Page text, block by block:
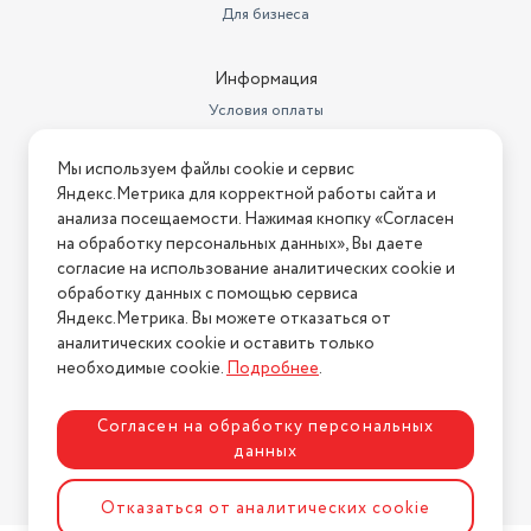
перегреве
5.5 кг
метрах
0.655
Ширина товара в упаковке, в
метрах
0.12
Высота товара в упаковке, в
метрах
0.505
Объем товара в упаковке, в
литрах
39.693
Комплект напольной
установки
колеса
Управление
механическое
Для бизнеса
Информация
Условия оплаты
Условия возврата
Нашли ошибку на сайте? Напишите нам
2026 © Интернет-магазин "АстМаркет". У нас есть всё!
Политика конфиденциальности
Разработка сайтаASTDESIGN
Мы используем файлы cookie и сервис
Яндекс.Метрика для корректной работы сайта и
анализа посещаемости. Нажимая кнопку «Согласен
на обработку персональных данных», Вы даете
согласие на использование аналитических cookie и
обработку данных с помощью сервиса
Яндекс.Метрика. Вы можете отказаться от
аналитических cookie и оставить только
необходимые cookie.Подробнее.
Согласен на обработку персональных
данных
Отказаться от аналитических cookie